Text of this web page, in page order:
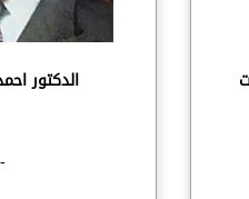
الدكتور
-